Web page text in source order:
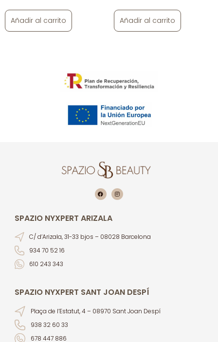
Añadir al carrito Añadir al carrito
SPAZIO NYXPERT ARIZALA
C/ d’Arizala, 31-33 bjos – 08028 Barcelona
934 70 52 16
610 243 343
SPAZIO NYXPERT SANT JOAN DESPÍ
Plaça de l’Estatut, 4 – 08970 Sant Joan Despí
938 32 60 33
678 447 886